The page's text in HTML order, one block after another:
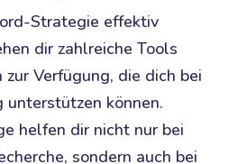
Strategie effektiv
dir zahlreiche Tools
zur Verfügung, die dich bei
unterstützen können.
helfen dir nicht nur bei
sondern auch bei